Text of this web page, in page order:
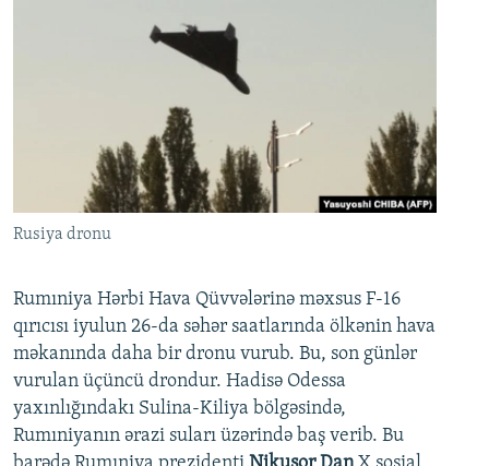
Rusiya dronu
Rumıniya Hərbi Hava Qüvvələrinə məxsus F-16
qırıcısı iyulun 26-da səhər saatlarında ölkənin hava
məkanında daha bir dronu vurub. Bu, son günlər
vurulan üçüncü drondur. Hadisə Odessa
yaxınlığındakı Sulina-Kiliya bölgəsində,
Rumıniyanın ərazi suları üzərində baş verib. Bu